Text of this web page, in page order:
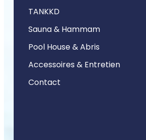
TANKKD
Sauna & Hammam
Pool House & Abris
Accessoires & Entretien
Contact